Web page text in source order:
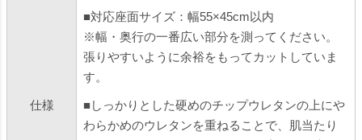
仕様
■対応座面サイズ：幅55×45cm以内
※幅・奥行の一番広い部分を測ってください。
張りやすいように余裕をもってカットしていま
す。
■しっかりとした硬めのチップウレタンの上にや
わらかめのウレタンを重ねることで、肌当たり